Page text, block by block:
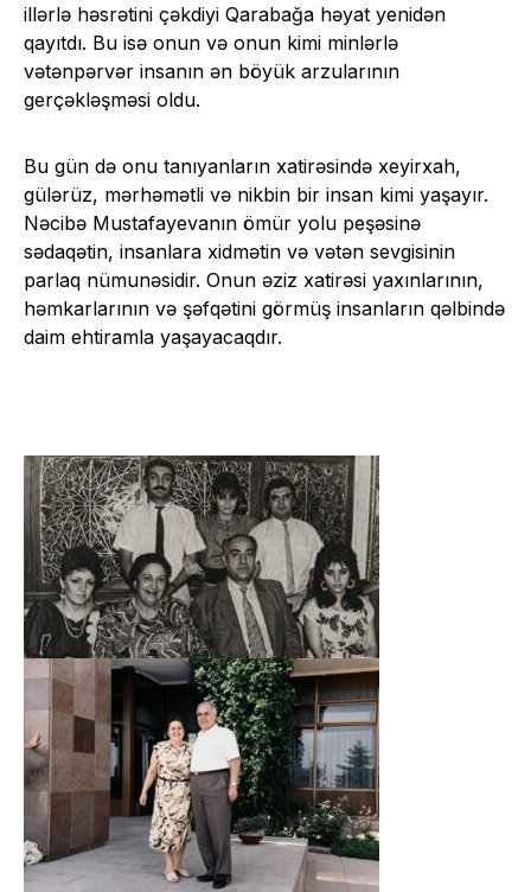
illərlə həsrətini çəkdiyi Qarabağa həyat yenidən
qayıtdı. Bu isə onun və onun kimi minlərlə
vətənpərvər insanın ən böyük arzularının
gerçəkləşməsi oldu.
Bu gün də onu tanıyanların xatirəsində xeyirxah,
gülərüz, mərhəmətli və nikbin bir insan kimi yaşayır.
Nəcibə Mustafayevanın ömür yolu peşəsinə
sədaqətin, insanlara xidmətin və vətən sevgisinin
parlaq nümunəsidir. Onun əziz xatirəsi yaxınlarının,
həmkarlarının və şəfqətini görmüş insanların qəlbində
daim ehtiramla yaşayacaqdır.